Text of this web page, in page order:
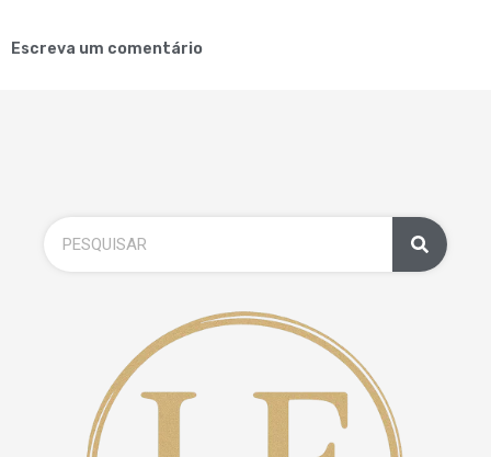
Escreva um comentário